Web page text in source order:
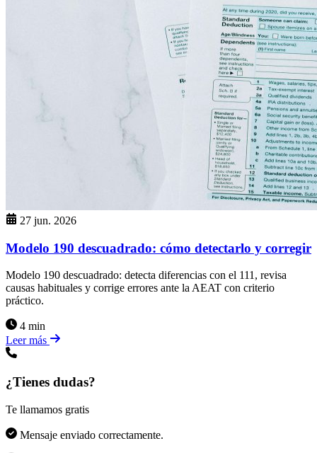
27 jun. 2026
Modelo 190 descuadrado: cómo detectarlo y corregir
Modelo 190 descuadrado: detecta diferencias con el 111, revisa
causas habituales y corrige errores ante la AEAT con criterio
práctico.
4 min
Leer más
¿Tienes dudas?
Te llamamos gratis
Mensaje enviado correctamente.